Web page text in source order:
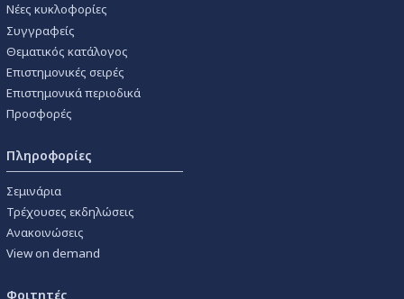
Νέες κυκλοφορίες
Συγγραφείς
Θεματικός κατάλογος
Επιστημονικές σειρές
Επιστημονικά περιοδικά
Προσφορές
Πληροφορίες
Σεμινάρια
Τρέχουσες εκδηλώσεις
Ανακοινώσεις
View on demand
Φοιτητές